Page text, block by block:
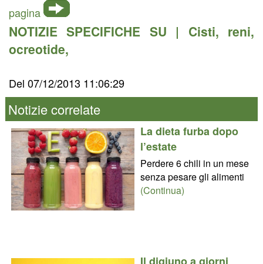
pagina
NOTIZIE SPECIFICHE SU | Cisti, reni,
ocreotide,
Del 07/12/2013 11:06:29
Notizie correlate
La dieta furba dopo
l’estate
Perdere 6 chili in un mese
senza pesare gli alimenti
(Continua)